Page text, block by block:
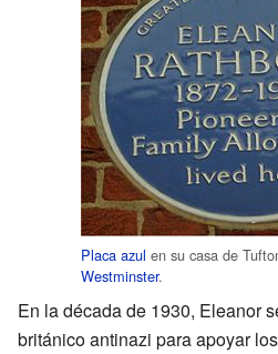
Placa azul en su casa de
Westminster.
En la década de 1930, Eleanor
británico antinazi para apoyar los